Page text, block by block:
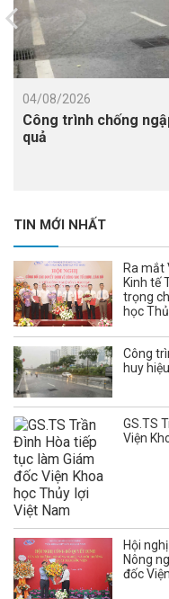
04/08/2026
Công trình chống
quả
TIN MỚI NHẤT
Ra mắt
Kinh tế
trọng
học
Công
huy
GS.TS
Viện
Hội
Nông
đốc Viện